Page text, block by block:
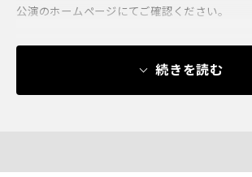
公演のホームページにてご確認ください。
続きを読む